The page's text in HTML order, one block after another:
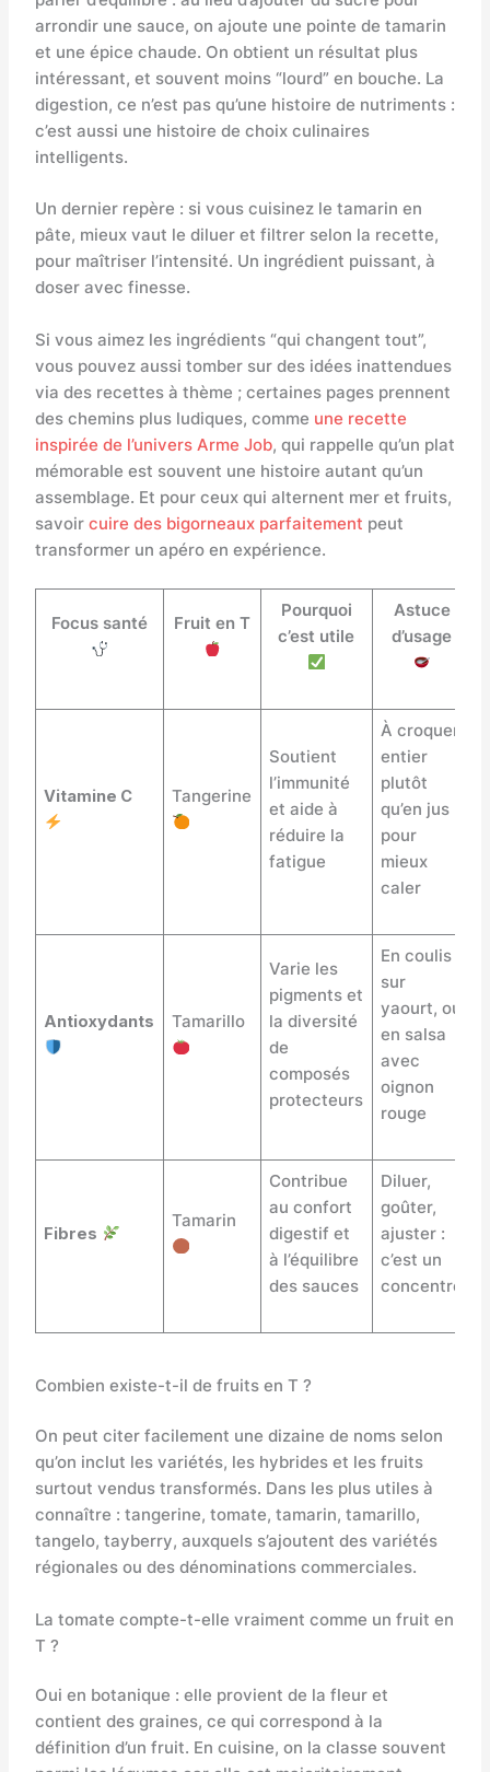
arrondir une sauce, on ajoute une pointe de tamarin
et une épice chaude. On obtient un résultat plus
intéressant, et souvent moins “lourd” en bouche. La
digestion, ce n’est pas qu’une histoire de nutriments :
c’est aussi une histoire de choix culinaires
intelligents.
Un dernier repère : si vous cuisinez le tamarin en
pâte, mieux vaut le diluer et filtrer selon la recette,
pour maîtriser l’intensité. Un ingrédient puissant, à
doser avec finesse.
Si vous aimez les ingrédients “qui changent tout”,
vous pouvez aussi tomber sur des idées inattendues
via des recettes à thème ; certaines pages prennent
des chemins plus ludiques, comme une recette
inspirée de l’univers Arme Job, qui rappelle qu’un plat
mémorable est souvent une histoire autant qu’un
assemblage. Et pour ceux qui alternent mer et fruits,
savoir cuire des bigorneaux parfaitement peut
transformer un apéro en expérience.
Focus santé Fruit en T
Pourquoi
c’est utile
Astuce
d’usage
Vitamine C Tangerine
Soutient
l’immunité
et aide à
réduire la
fatigue
À croquer
entier
plutôt
qu’en jus
pour
mieux
caler
Antioxydants Tamarillo
Varie les
pigments et
la diversité
de
composés
protecteurs
En coulis
sur
yaourt, ou
en salsa
avec
oignon
rouge
Fibres
Tamarin
Contribue
au confort
digestif et
à l’équilibre
des sauces
Diluer,
goûter,
ajuster :
c’est un
concentré
Combien existe-t-il de fruits en T ?
On peut citer facilement une dizaine de noms selon
qu’on inclut les variétés, les hybrides et les fruits
surtout vendus transformés. Dans les plus utiles à
connaître : tangerine, tomate, tamarin, tamarillo,
tangelo, tayberry, auxquels s’ajoutent des variétés
régionales ou des dénominations commerciales.
La tomate compte-t-elle vraiment comme un fruit en
T ?
Oui en botanique : elle provient de la fleur et
contient des graines, ce qui correspond à la
définition d’un fruit. En cuisine, on la classe souvent